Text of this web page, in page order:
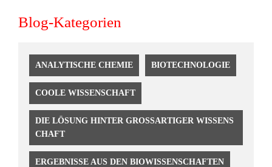
Blog-Kategorien
ANALYTISCHE CHEMIE BIOTECHNOLOGIE
COOLE WISSENSCHAFT
DIE LÖSUNG HINTER GROSSARTIGER WISSENSC
HAFT
ERGEBNISSE AUS DEN BIOWISSENSCHAFTEN